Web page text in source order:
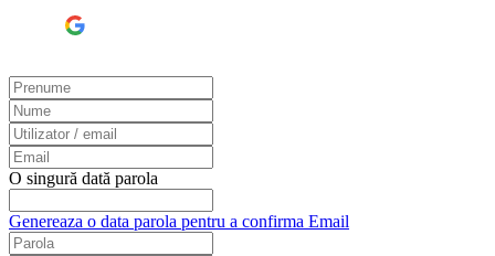
O singură dată parola
Genereaza o data parola pentru a confirma Email